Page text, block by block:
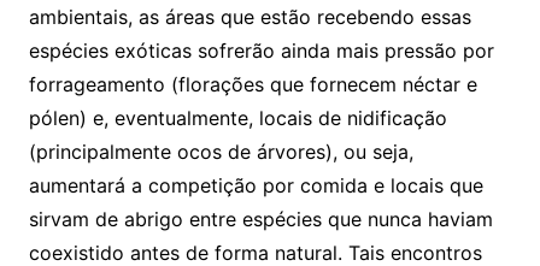
ambientais, as áreas que estão recebendo essas
espécies exóticas sofrerão ainda mais pressão por
forrageamento (florações que fornecem néctar e
pólen) e, eventualmente, locais de nidificação
(principalmente ocos de árvores), ou seja,
aumentará a competição por comida e locais que
sirvam de abrigo entre espécies que nunca haviam
coexistido antes de forma natural. Tais encontros